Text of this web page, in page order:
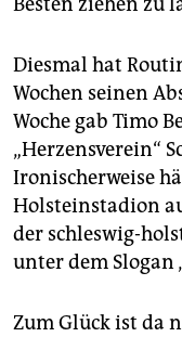
Diesmal hat
Wochen seinen
Woche gab Timo
„Herzensverein“
Ironischerweise
Holsteinstadion
der schleswig-
unter dem Slogan
Zum Glück ist da